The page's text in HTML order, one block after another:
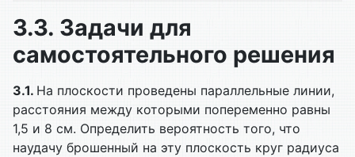
3.3. Задачи для
самостоятельного решения
3.1. На плоскости проведены параллельные линии,
расстояния между которыми попеременно равны
1,5 и 8 см. Определить вероятность того, что
наудачу брошенный на эту плоскость круг радиуса